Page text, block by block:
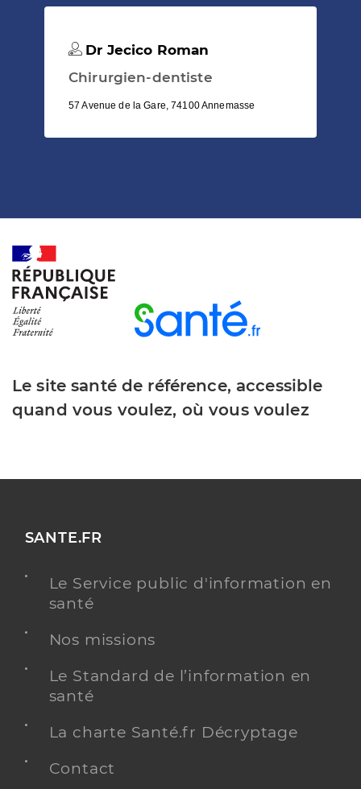
Dr Jecico Roman
Chirurgien-dentiste
57 Avenue de la Gare, 74100 Annemasse
Le site santé de référence, accessible
quand vous voulez, où vous voulez
SANTE.FR
Le Service public d'information en
santé
Nos missions
Le Standard de l’information en
santé
La charte Santé.fr Décryptage
Contact